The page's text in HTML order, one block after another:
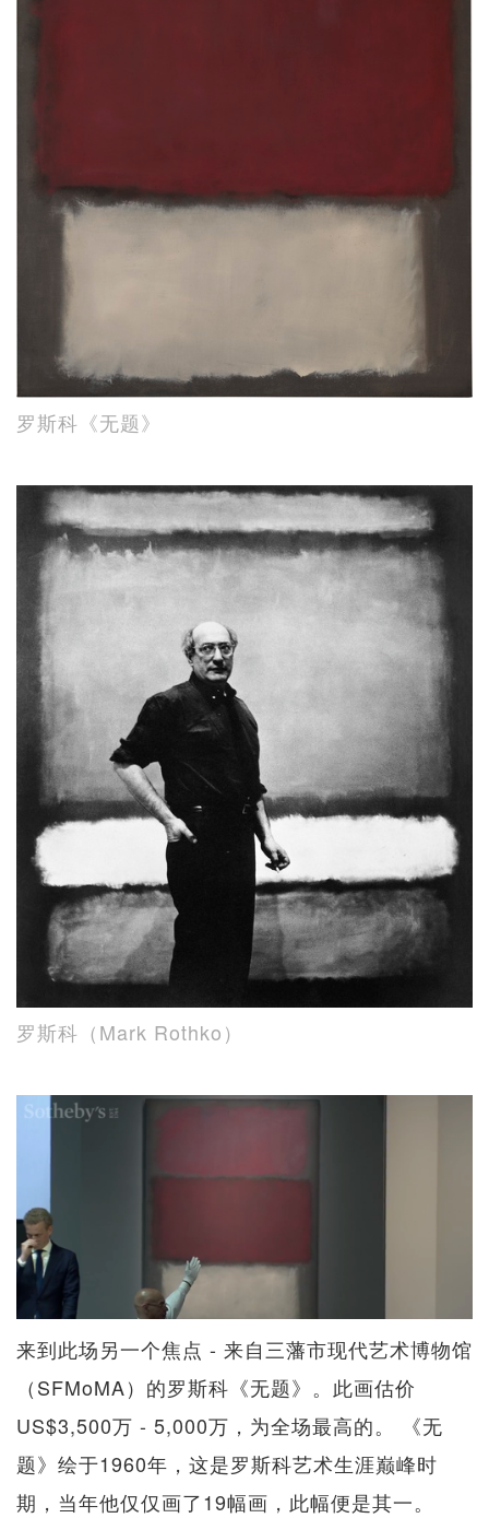
罗斯科《无题》
罗斯科（Mark Rothko）
来到此场另一个焦点 - 来自三藩市现代艺术博物馆
（SFMoMA）的罗斯科《无题》。此画估价
US$3,500万 - 5,000万，为全场最高的。 《无
题》绘于1960年，这是罗斯科艺术生涯巅峰时
期，当年他仅仅画了19幅画，此幅便是其一。